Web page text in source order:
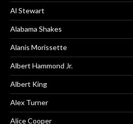
Al Stewart
Alabama Shakes
Alanis Morissette
Albert Hammond Jr.
Albert King
Alex Turner
Alice Cooper